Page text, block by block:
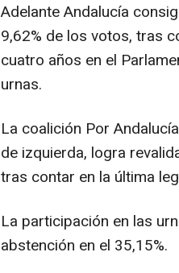
Adelante Andalucía
9,62% de los votos, tras
cuatro años en el
urnas.
La coalición Por
de izquierda, logra
tras contar en la última
La participación en las
abstención en el 35,15%.